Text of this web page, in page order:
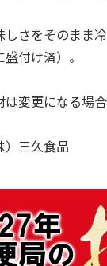
さをそのまま
付け済）。
変更になる場
）三久食品